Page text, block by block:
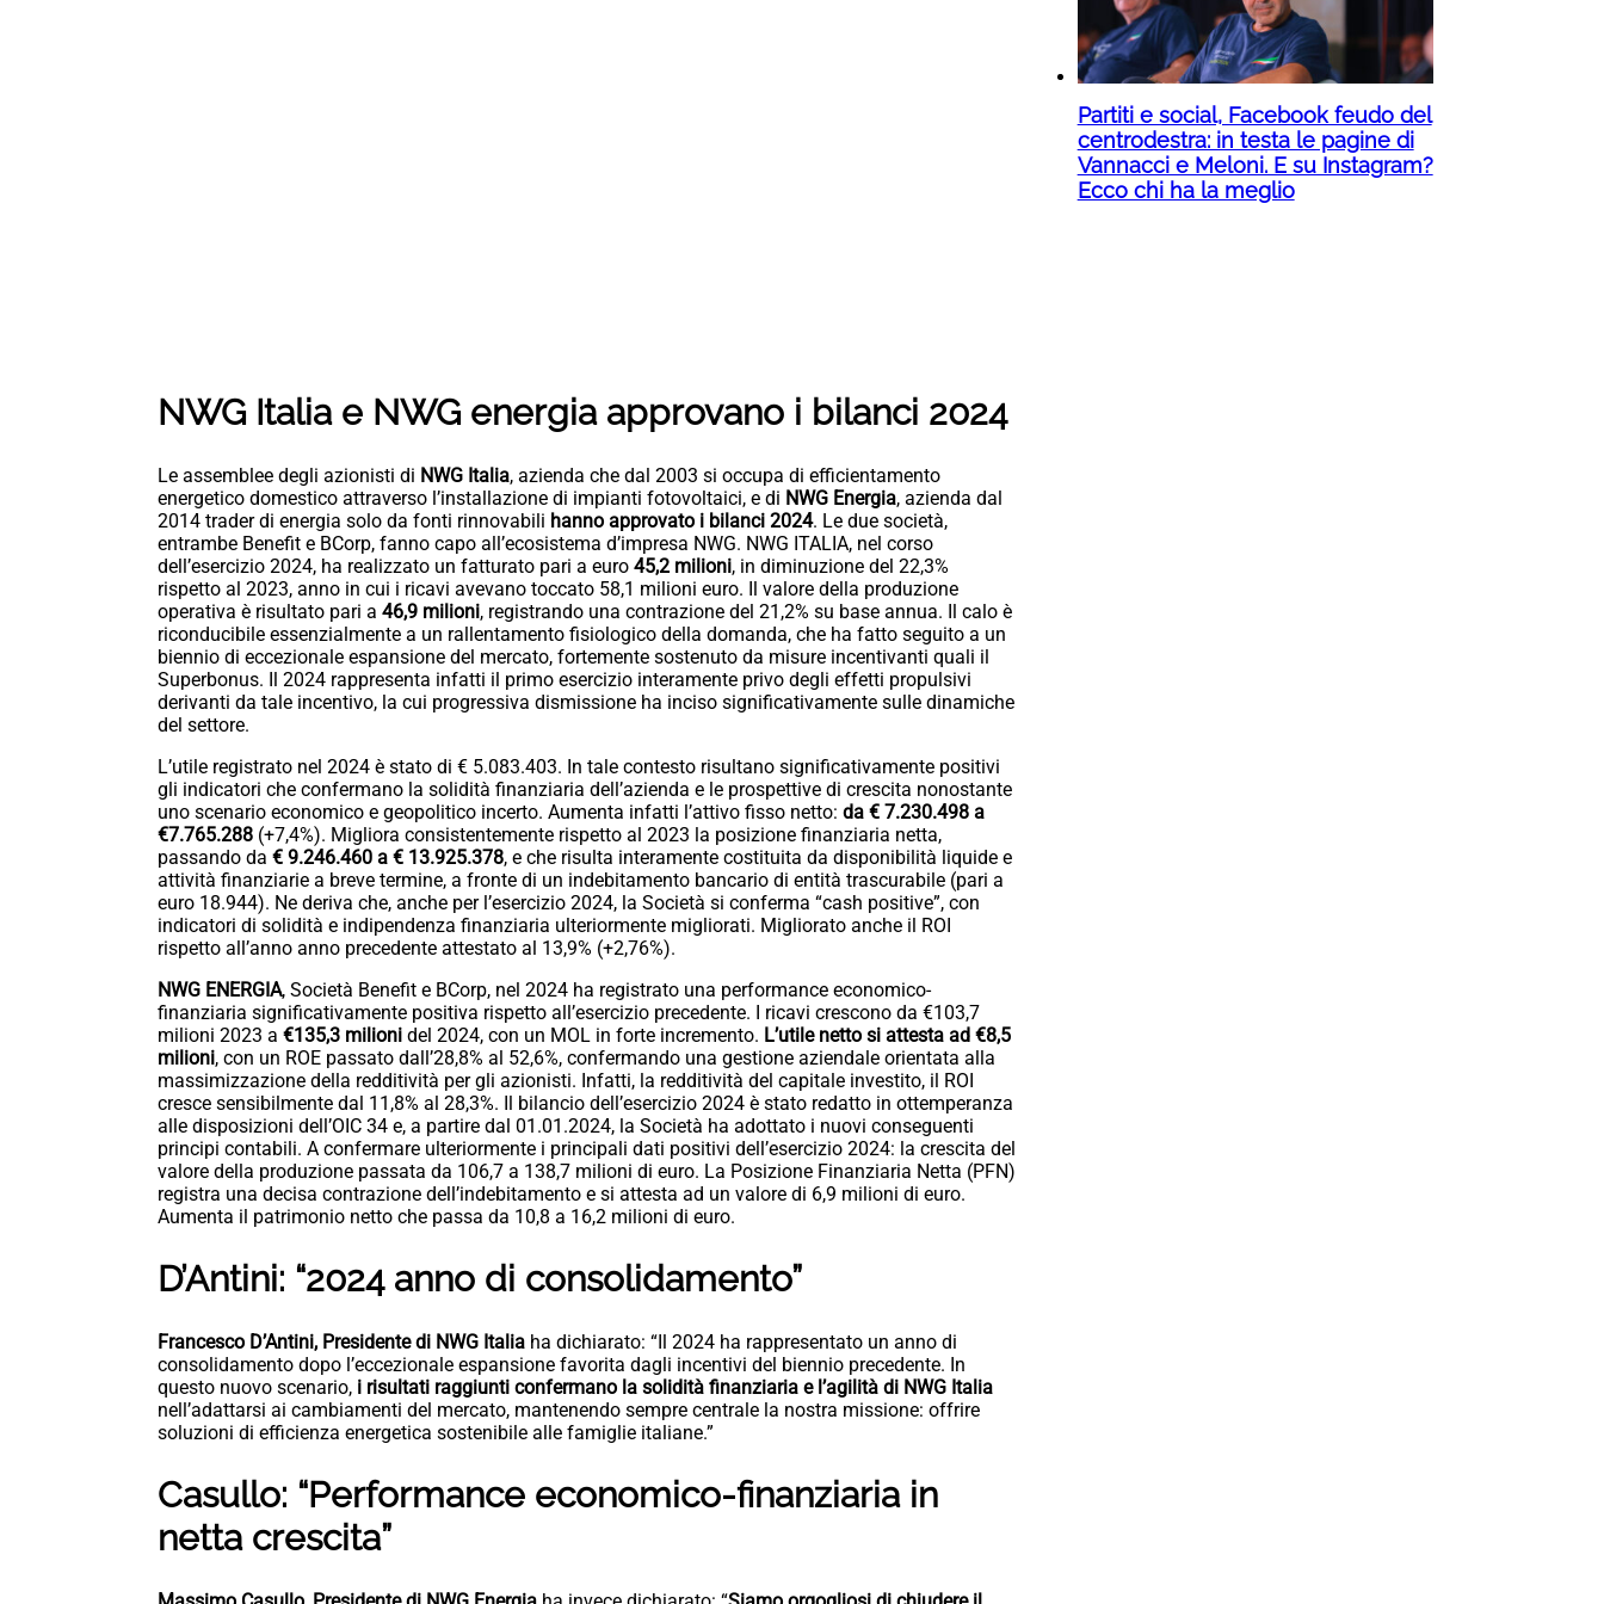
NWG Italia e NWG energia approvano i bilanci 2024
Le assemblee degli azionisti di NWG Italia, azienda che dal 2003 si occupa di efficientamento
energetico domestico attraverso l’installazione di impianti fotovoltaici, e di NWG Energia, azienda dal
2014 trader di energia solo da fonti rinnovabili hanno approvato i bilanci 2024. Le due società,
entrambe Benefit e BCorp, fanno capo all’ecosistema d’impresa NWG. NWG ITALIA, nel corso
dell’esercizio 2024, ha realizzato un fatturato pari a euro 45,2 milioni, in diminuzione del 22,3%
rispetto al 2023, anno in cui i ricavi avevano toccato 58,1 milioni euro. Il valore della produzione
operativa è risultato pari a 46,9 milioni, registrando una contrazione del 21,2% su base annua. Il calo è
riconducibile essenzialmente a un rallentamento fisiologico della domanda, che ha fatto seguito a un
biennio di eccezionale espansione del mercato, fortemente sostenuto da misure incentivanti quali il
Superbonus. Il 2024 rappresenta infatti il primo esercizio interamente privo degli effetti propulsivi
derivanti da tale incentivo, la cui progressiva dismissione ha inciso significativamente sulle dinamiche
del settore.
L’utile registrato nel 2024 è stato di € 5.083.403. In tale contesto risultano significativamente positivi
gli indicatori che confermano la solidità finanziaria dell’azienda e le prospettive di crescita nonostante
uno scenario economico e geopolitico incerto. Aumenta infatti l’attivo fisso netto: da € 7.230.498 a
€7.765.288 (+7,4%). Migliora consistentemente rispetto al 2023 la posizione finanziaria netta,
passando da € 9.246.460 a € 13.925.378, e che risulta interamente costituita da disponibilità liquide e
attività finanziarie a breve termine, a fronte di un indebitamento bancario di entità trascurabile (pari a
euro 18.944). Ne deriva che, anche per l’esercizio 2024, la Società si conferma “cash positive”, con
indicatori di solidità e indipendenza finanziaria ulteriormente migliorati. Migliorato anche il ROI
rispetto all’anno anno precedente attestato al 13,9% (+2,76%).
NWG ENERGIA, Società Benefit e BCorp, nel 2024 ha registrato una performance economico-
finanziaria significativamente positiva rispetto all’esercizio precedente. I ricavi crescono da €103,7
milioni 2023 a €135,3 milioni del 2024, con un MOL in forte incremento. L’utile netto si attesta ad €8,5
milioni, con un ROE passato dall’28,8% al 52,6%, confermando una gestione aziendale orientata alla
massimizzazione della redditività per gli azionisti. Infatti, la redditività del capitale investito, il ROI
cresce sensibilmente dal 11,8% al 28,3%. Il bilancio dell’esercizio 2024 è stato redatto in ottemperanza
alle disposizioni dell’OIC 34 e, a partire dal 01.01.2024, la Società ha adottato i nuovi conseguenti
principi contabili. A confermare ulteriormente i principali dati positivi dell’esercizio 2024: la crescita del
valore della produzione passata da 106,7 a 138,7 milioni di euro. La Posizione Finanziaria Netta (PFN)
registra una decisa contrazione dell’indebitamento e si attesta ad un valore di 6,9 milioni di euro.
Aumenta il patrimonio netto che passa da 10,8 a 16,2 milioni di euro.
D’Antini: “2024 anno di consolidamento”
Francesco D’Antini, Presidente di NWG Italia ha dichiarato: “Il 2024 ha rappresentato un anno di
consolidamento dopo l’eccezionale espansione favorita dagli incentivi del biennio precedente. In
questo nuovo scenario, i risultati raggiunti confermano la solidità finanziaria e l’agilità di NWG Italia
nell’adattarsi ai cambiamenti del mercato, mantenendo sempre centrale la nostra missione: offrire
soluzioni di efficienza energetica sostenibile alle famiglie italiane.”
Casullo: “Performance economico-finanziaria in
netta crescita”
Partiti e social, Facebook feudo del
centrodestra: in testa le pagine di
Vannacci e Meloni. E su Instagram?
Ecco chi ha la meglio